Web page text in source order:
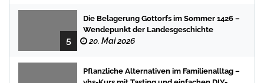
5
Die Belagerung Gottorfs im Sommer 1426 –
Wendepunkt der Landesgeschichte
20. Mai 2026
Pflanzliche Alternativen im Familienalltag –